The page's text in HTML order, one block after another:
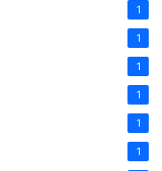
1
1
1
1
1
1